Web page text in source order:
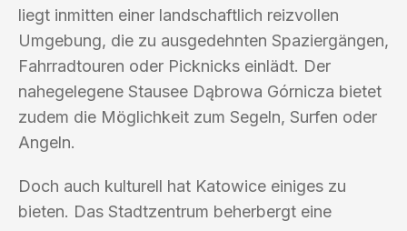
liegt inmitten einer landschaftlich reizvollen
Umgebung, die zu ausgedehnten Spaziergängen,
Fahrradtouren oder Picknicks einlädt. Der
nahegelegene Stausee Dąbrowa Górnicza bietet
zudem die Möglichkeit zum Segeln, Surfen oder
Angeln.
Doch auch kulturell hat Katowice einiges zu
bieten. Das Stadtzentrum beherbergt eine